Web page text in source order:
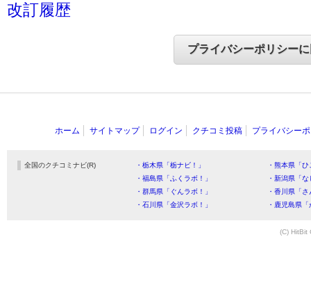
改訂履歴
ホーム サイトマップ ログイン クチコミ投稿 プライバシー
全国のクチコミナビ(R) ・栃木県「栃ナビ！」
・熊本県「
・福島県「ふくラボ！」
・新潟県「
・群馬県「ぐんラボ！」
・香川県「
・石川県「金沢ラボ！」
・鹿児島県
(C) HitBit